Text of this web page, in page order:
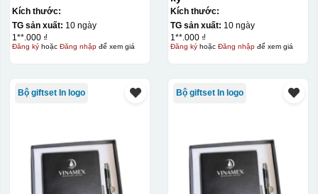
Kích thước:
TG sản xuất: 10 ngày
1**.000 ₫
Đăng kýhoặc Đăng nhậpđể xem giá
Kích thước:
TG sản xuất: 10 ngày
1**.000 ₫
Đăng kýhoặc Đăng nhậpđể xem giá
Bộ giftset In logo Bộ giftset In logo